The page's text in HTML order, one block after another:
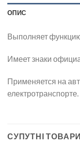
ОПИС
Выполняет
Имеет знаки
Применяется на
електротранспорте.
СУПУТНІ ТОВАРИ